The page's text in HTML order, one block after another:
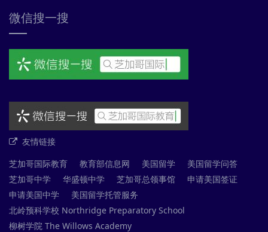
微信搜一搜
友情链接
芝加哥国际教育
教育部信息网 美国留学
美国留学问答
芝加哥中学
华盛顿中学 芝加哥总领事馆
申请美国签证
申请美国中学
美国留学托管服务
北岭预科学校 Northridge Preparatory School
柳树学院 The Willows Academy